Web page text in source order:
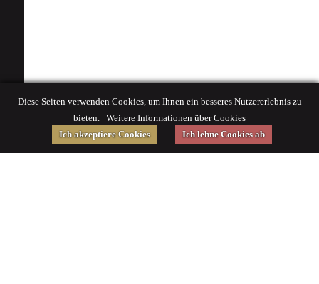
Diese Seiten verwenden Cookies, um Ihnen ein besseres Nutzererlebnis zu
bieten. Weitere Informationen über Cookies
Ich akzeptiere Cookies
Ich lehne Cookies ab